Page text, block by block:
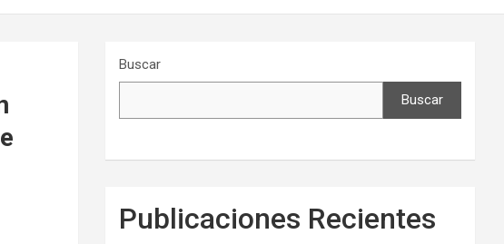
Buscar
Buscar
Publicaciones Recientes